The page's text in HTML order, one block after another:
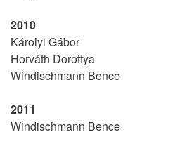
2010
Károlyi Gábor
Horváth Dorottya
Windischmann Bence
2011
Windischmann Bence